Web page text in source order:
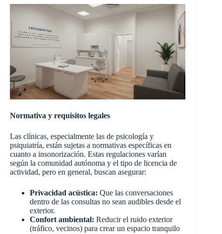
Normativa y requisitos legales
Las clínicas, especialmente las de psicología y
psiquiatría, están sujetas a normativas específicas en
cuanto a insonorización. Estas regulaciones varían
según la comunidad autónoma y el tipo de licencia de
actividad, pero en general, buscan asegurar:
Privacidad acústica: Que las conversaciones
dentro de las consultas no sean audibles desde el
exterior.
Confort ambiental: Reducir el ruido exterior
(tráfico, vecinos) para crear un espacio tranquilo